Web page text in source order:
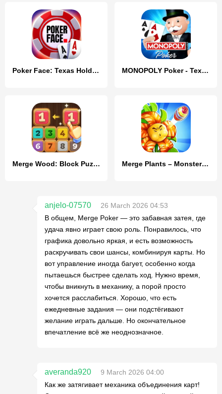
Poker Face: Texas Holdem Poker MONOPOLY Poker - Texas Holdem
Merge Wood: Block Puzzle Merge Plants – Monster Defense
anjelo-07570
26 March 2026 04:53
В общем, Merge Poker — это забавная затея, где
удача явно играет свою роль. Понравилось, что
графика довольно яркая, и есть возможность
раскручивать свои шансы, комбинируя карты. Но
вот управление иногда багует, особенно когда
пытаешься быстрее сделать ход. Нужно время,
чтобы вникнуть в механику, а порой просто
хочется расслабиться. Хорошо, что есть
ежедневные задания — они подстёгивают
желание играть дальше. Но окончательное
впечатление всё же неоднозначное.
averanda920
9 March 2026 04:00
Как же затягивает механика объединения карт!